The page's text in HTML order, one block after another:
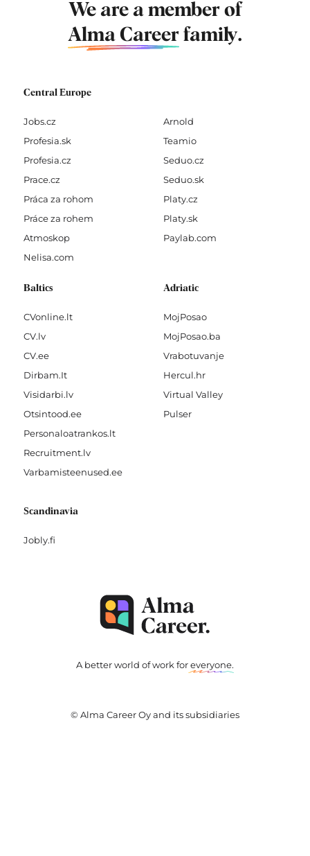
We are a member of
Alma Career family.
Central Europe
Jobs.cz
Profesia.sk
Profesia.cz
Prace.cz
Práca za rohom
Práce za rohem
Atmoskop
Nelisa.com
Arnold
Teamio
Seduo.cz
Seduo.sk
Platy.cz
Platy.sk
Paylab.com
Baltics
CVonline.lt
CV.lv
CV.ee
Dirbam.It
Visidarbi.lv
Otsintood.ee
Personaloatrankos.lt
Recruitment.lv
Varbamisteenused.ee
Adriatic
MojPosao
MojPosao.ba
Vrabotuvanje
Hercul.hr
Virtual Valley
Pulser
Scandinavia
Jobly.fi
A better world of work foreveryone.
© Alma Career Oy and its subsidiaries